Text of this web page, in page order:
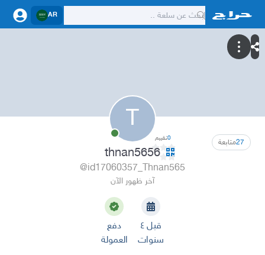
AR
T
27متابعة 0تقييم
thnan5656
@id17060357_Thnan565
آخر ظهور الآن
قبل ٤
سنوات
دفع
العمولة